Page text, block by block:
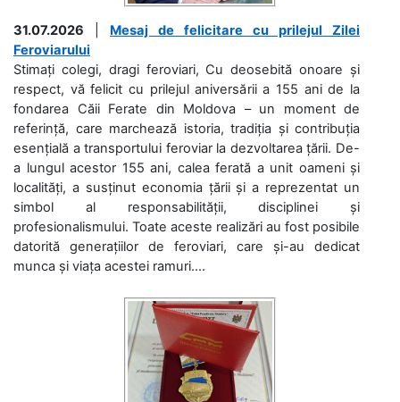
31.07.2026
Mesaj de felicitare cu prilejul Zilei
Feroviarului
Stimați colegi, dragi feroviari, Cu deosebită onoare și
respect, vă felicit cu prilejul aniversării a 155 ani de la
fondarea Căii Ferate din Moldova – un moment de
referință, care marchează istoria, tradiția și contribuția
esențială a transportului feroviar la dezvoltarea țării. De-
a lungul acestor 155 ani, calea ferată a unit oameni și
localități, a susținut economia țării și a reprezentat un
simbol al responsabilității, disciplinei și
profesionalismului. Toate aceste realizări au fost posibile
datorită generațiilor de feroviari, care și-au dedicat
munca și viața acestei ramuri....